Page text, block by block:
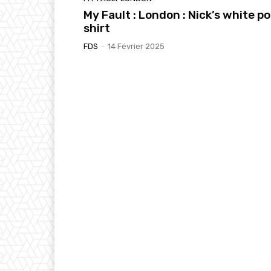
My Fault : London : Nick’s white
shirt
FDS - 14 Février 2025